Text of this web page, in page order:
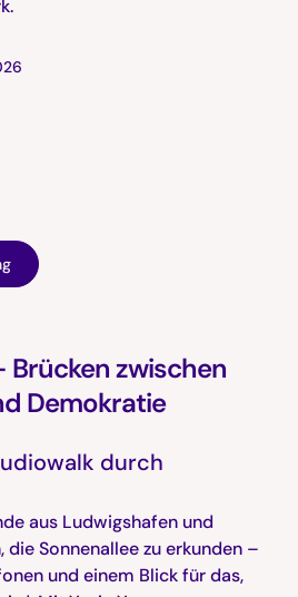
Brücken zwischen
Demokratie
durch
aus Ludwigshafen und
die Sonnenallee zu erkunden –
und einem Blick für das,